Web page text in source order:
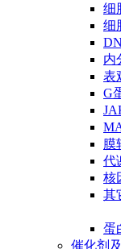
细
细
内
表
G
膜
代
核
其
蛋
催化剂